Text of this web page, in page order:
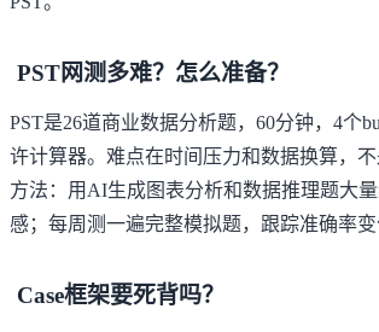
PST网测多难？怎么准备？
PST是26道商业数据分析题，60分钟，4个
许计算器。难点在时间压力和数据换算，
方法：用AI生成图表分析和数据推理题大
感；每周测一遍完整模拟题，跟踪准确率变
Case框架要死背吗？